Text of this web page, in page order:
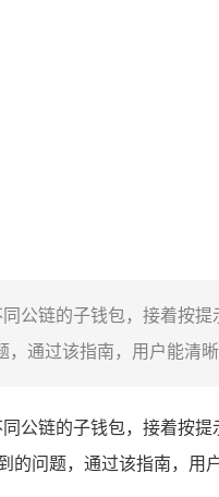
公链的子钱包，接着按
通过该指南，用户能清
公链的子钱包，接着按提
的问题，通过该指南，用